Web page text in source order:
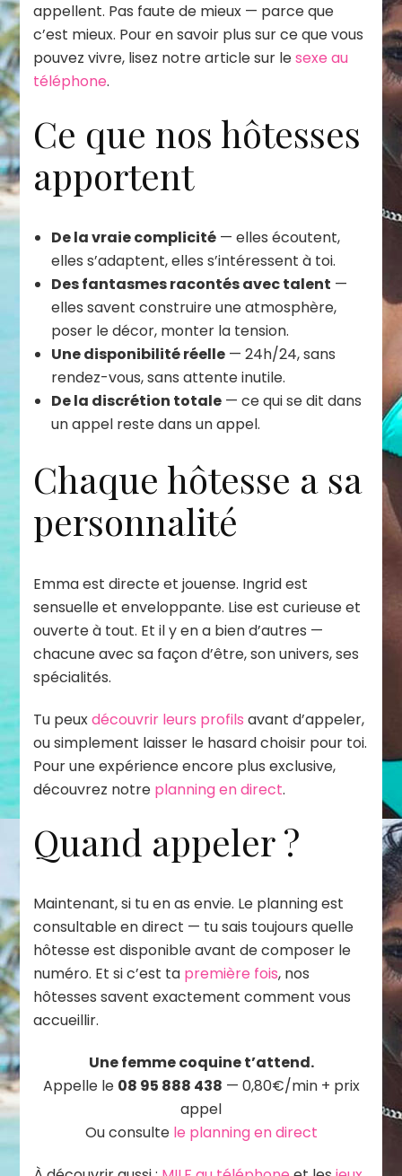
appellent. Pas faute de mieux — parce que
c’est mieux. Pour en savoir plus sur ce que vous
pouvez vivre, lisez notre article sur lesexe au
téléphone.
Ce que nos hôtesses
apportent
De la vraie complicité — elles écoutent,
elles s’adaptent, elles s’intéressent à toi.
Des fantasmes racontés avec talent —
elles savent construire une atmosphère,
poser le décor, monter la tension.
Une disponibilité réelle — 24h/24, sans
rendez-vous, sans attente inutile.
De la discrétion totale — ce qui se dit dans
un appel reste dans un appel.
Chaque hôtesse a sa
personnalité
Emma est directe et jouense. Ingrid est
sensuelle et enveloppante. Lise est curieuse et
ouverte à tout. Et il y en a bien d’autres —
chacune avec sa façon d’être, son univers, ses
spécialités.
Tu peuxdécouvrir leurs profils avant d’appeler,
ou simplement laisser le hasard choisir pour toi.
Pour une expérience encore plus exclusive,
découvrez notre planning en direct.
Quand appeler ?
Maintenant, si tu en as envie. Le planning est
consultable en direct — tu sais toujours quelle
hôtesse est disponible avant de composer le
numéro. Et si c’est ta première fois, nos
hôtesses savent exactement comment vous
accueillir.
Une femme coquine t’attend.
Appelle le 08 95 888 438 — 0,80€/min + prix
appel
Ou consulte le planning en direct